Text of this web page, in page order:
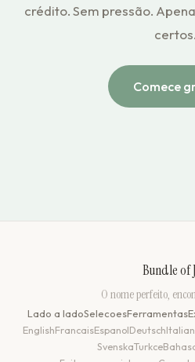
crédito. Sem pressão.
certos.
Comece
Bundle of
O nome perfeito,
Lado a ladoSelecoesFerramentas
EnglishFrancaisEspanolDeutsch
SvenskaTurkce